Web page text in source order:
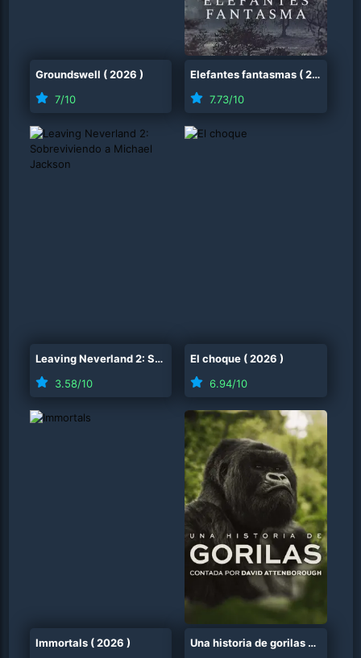
Groundswell (2026 )
7/10
Elefantes fantasmas (2026
7.73/10
Leaving Neverland 2: Sobreviviendo a Michael Jackson
3.58/10
El choque (2026 )
6.94/10
Immortals (2026 ) Una historia de gorilas contada por David Attenborough